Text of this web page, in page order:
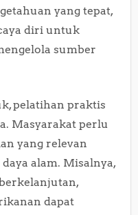
yang tepat,
diri untuk
sumber
pelatihan praktis
Masyarakat perlu
yang relevan
alam. Misalnya,
dapat